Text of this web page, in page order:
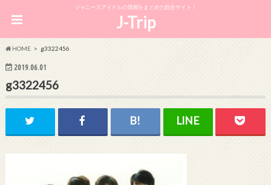
ジャニーズアイドルの情報をまとめた総合サイト！
J-Trip
HOME g3322456
2019.06.01
g3322456